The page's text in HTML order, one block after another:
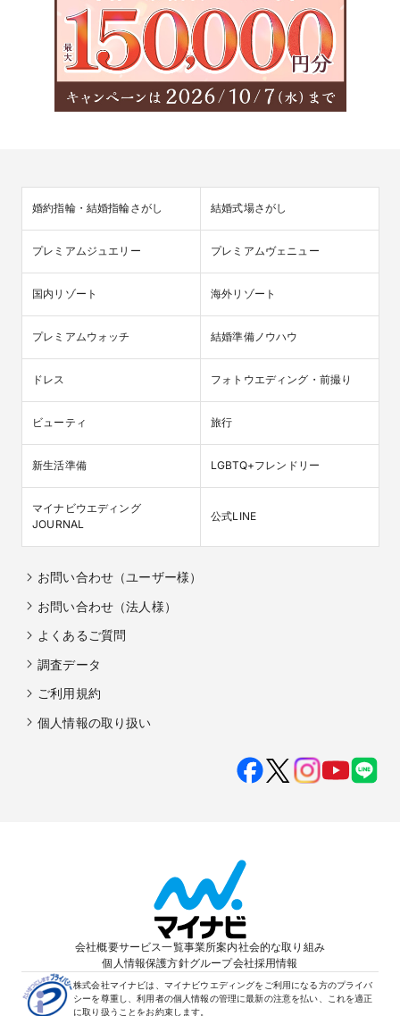
婚約指輪・結婚指輪さがし 結婚式場さがし
プレミアムジュエリー プレミアムヴェニュー
国内リゾート 海外リゾート
プレミアムウォッチ 結婚準備ノウハウ
ドレス フォトウエディング・前撮り
ビューティ 旅行
新生活準備 LGBTQ+フレンドリー
マイナビウエディング
JOURNAL
公式LINE
お問い合わせ（ユーザー様）
お問い合わせ（法人様）
よくあるご質問
調査データ
ご利用規約
個人情報の取り扱い
会社概要サービス一覧事業所案内社会的な取り組み
個人情報保護方針グループ会社採用情報
株式会社マイナビは、マイナビウエディングをご利用になる方のプライバ
シーを尊重し、利用者の個人情報の管理に最新の注意を払い、これを適正
に取り扱うことをお約束します。